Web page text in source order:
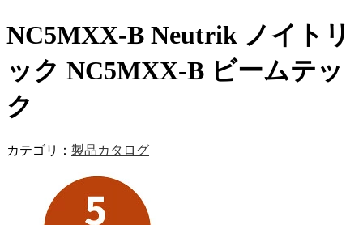
NC5MXX-B Neutrik ノイトリ
ック NC5MXX-B ビームテッ
ク
カテゴリ： 製品カタログ